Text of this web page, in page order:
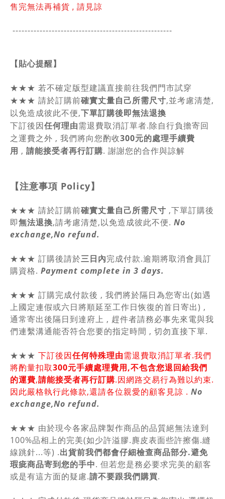
售完無法再補貨 , 請見諒
-----------------------------------------------------
【貼心提醒】
★★★ 若不確定版型建議直接前往我們門市試穿
★★★ 請於訂購前確實丈量自己所需尺寸,並考慮清楚,
以免造成彼此不便,下單訂購後即無法退換
下訂後因任何理由需退費取消訂單者.除自行負擔寄回
之運費之外 , 我們將向您酌收300元的處理手續費
用 , 請能接受者再行訂購. 謝謝您的合作與諒解
【注意事項 Policy】
★★★ 請於訂購前確實丈量自己所需尺寸 ,下單訂購後
即無法退換,請考慮清楚,以免造成彼此不便. No
exchange,No refund.
★★★ 訂購後請於三日內完成付款.逾期將取消會員訂
購資格. Payment complete in 3 days.
★★★ 訂購完成付款後 , 我們將於隔日為您寄出(如遇
上國定連假或六日將順延至工作日恢復的首日寄出) ,
通常寄出後隔日到達府上 , 趕件者請務必事先來電與我
們連繫溝通能否符合您要的指定時間 , 切勿直接下單.
★★★ 下訂後因任何特殊理由需退費取消訂單者.我們
將酌量扣取300元手續處理費用,不包含您退回給我們
的運費,請能接受者再行訂購.因網路交易行為難以約束.
因此嚴格執行此條款,還請各位親愛的顧客見諒 . No
exchange,No refund.
★★★ 由於現今各家品牌製作商品的品質絕無法達到
100%品相上的完美(如少許溢膠.麂皮表面些許擦傷.縫
線跳針...等) .出貨前我們都會仔細檢查商品部分.避免
瑕疵商品寄到您的手中. 但若您是務必要求完美的顧客
或是有這方面的疑慮.請不要跟我們購買.